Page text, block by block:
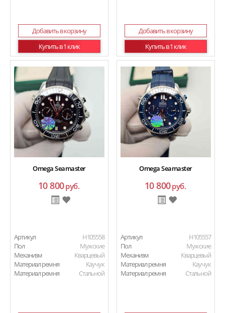
Добавить в корзину
Купить в 1 клик
Добавить в корзину
Купить в 1 клик
Omega Seamaster
10 800руб.
Артикул
H105558
Пол
Мужские
Механизм
Кварцевый
Материал ремня
Каучук
Материал ремня
Стальной
Omega Seamaster
10 800руб.
Артикул
H105557
Пол
Мужские
Механизм
Кварцевый
Материал ремня
Каучук
Материал ремня
Стальной